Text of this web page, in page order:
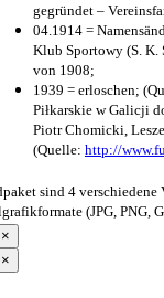
gegründet –
04.1914 =
Klub Sportowy (S. K.
von 1908;
1939 = erloschen;
Piłkarskie w Galicji
Piotr Chomicki,
(Quelle: http://
sind 4 verschiedene
(JPG, PNG,
×
×